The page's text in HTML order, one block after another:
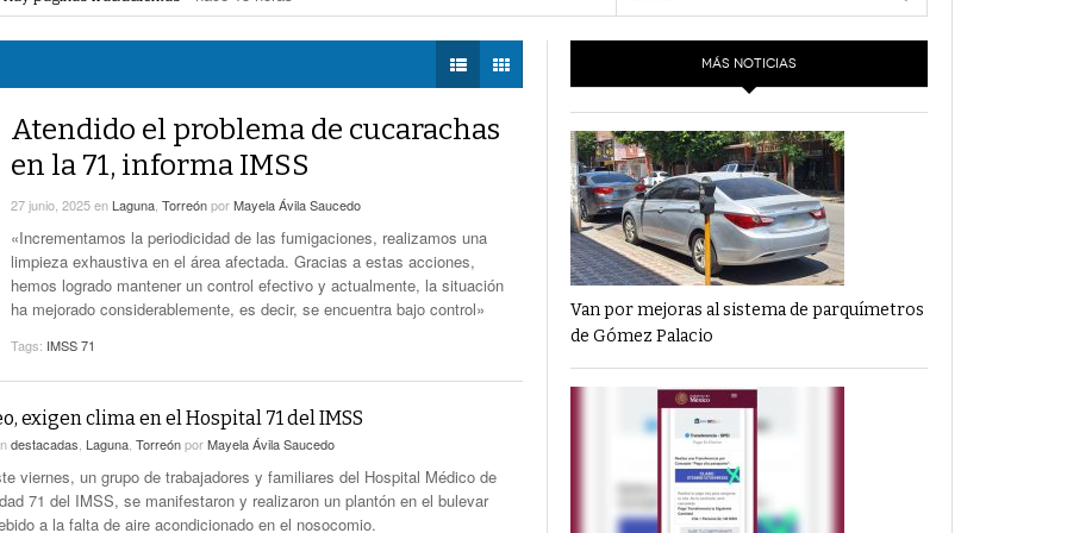
hace 17 horas -
Hay Que Esperar A Que Se Pongan De
Acuerdo Los Alcaldes: Presidente De La
hace 19 horas -
Van Más De 4 Mil Taxis Verificados En Torreón.
Sigue El Robo De Catalizadores- hace 20 horas -
TWEETS AND
ESTÉREO GALLITO
Financiamiento’ Por PC29
‘La Laguna: Bomba De Tiempo Por Falta De
Planeación’ Por PC29- 17 mayo, 2021
‘Las Corrupciones, Sus Formas Y Efectos’ Por
PC29- 7 mayo, 2021
programadas en Gómez Palacio- hace 16 horas -
obliga a Lerdo a ajustar finanzas e incrementar recaudación- hace 17
las víctimas y contra la tortura
Atendido el problema de cucarachas
en la 71, informa IMSS
27 junio, 2025en Laguna TorreónporMayela Ávila Saucedo
«Incrementamos la periodicidad de las fumigaciones, realizamos una
limpieza exhaustiva en el área afectada. Gracias a estas acciones,
hemos logrado mantener un control efectivo y actualmente, la situación
ha mejorado considerablemente, es decir, se encuentra bajo control»
Tags: IMSS 71
exigen clima en el Hospital 71 del IMSS
destacadas Laguna TorreónporMayela Ávila Saucedo
viernes, un grupo de trabajadores y familiares del Hospital Médico de
71 del IMSS, se manifestaron y realizaron un plantón en el bulevar
a la falta de aire acondicionado en el nosocomio.
MÁS NOTICIAS
Van por mejoras al sistema de parquímetros
de Gómez Palacio